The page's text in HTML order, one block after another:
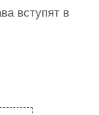
вступят в